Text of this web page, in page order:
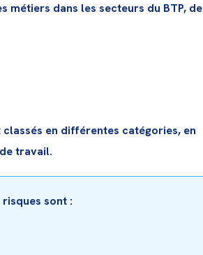
métiers dans les secteurs du BTP, de
en différentes catégories, en
travail.
sont :